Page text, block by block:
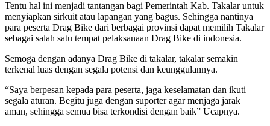
Tentu hal ini menjadi tantangan bagi Pemerintah Kab. Takalar untuk
menyiapkan sirkuit atau lapangan yang bagus. Sehingga nantinya
para peserta Drag Bike dari berbagai provinsi dapat memilih Takalar
sebagai salah satu tempat pelaksanaan Drag Bike di indonesia.
Semoga dengan adanya Drag Bike di takalar, takalar semakin
terkenal luas dengan segala potensi dan keunggulannya.
“Saya berpesan kepada para peserta, jaga keselamatan dan ikuti
segala aturan. Begitu juga dengan suporter agar menjaga jarak
aman, sehingga semua bisa terkondisi dengan baik” Ucapnya.